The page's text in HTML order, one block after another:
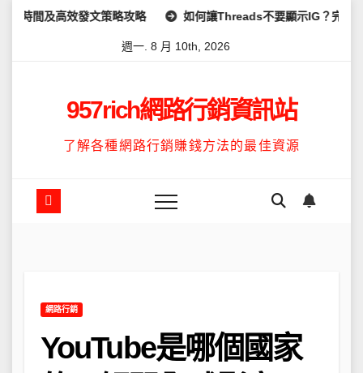
Skip策略攻略 如何讓Threads不要顯示IG？完整教學：高效管理你
週一. 8 月 10th, 2026
957rich網路行銷資訊站
了解各種網路行銷賺錢方法的最佳資源
網路行銷
YouTube是哪個國家